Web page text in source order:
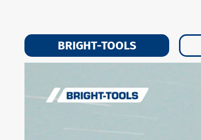
BRIGHT-TOOLS